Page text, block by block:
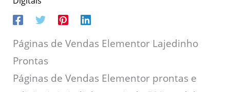
Páginas de Vendas Elementor Lajedinho
Prontas
Páginas de Vendas Elementor prontas e